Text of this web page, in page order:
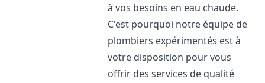
à vos besoins en eau chaude.
C'est pourquoi notre équipe de
plombiers expérimentés est à
votre disposition pour vous
offrir des services de qualité